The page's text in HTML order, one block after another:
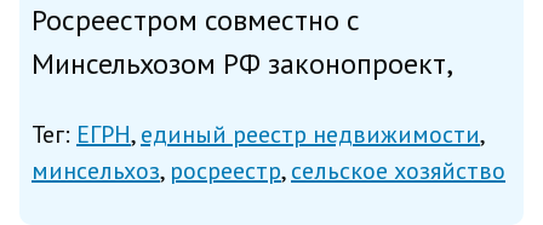
Росреестром совместно с
Минсельхозом РФ законопроект,
возможность внесения в Единый
государственный реестр
Тег: ЕГРН единый реестр недвижимости
минсельхоз росреестр сельское хозяйство